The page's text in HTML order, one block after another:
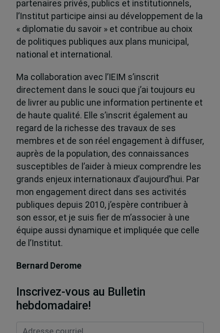
partenaires privés, publics et institutionnels,
l’Institut participe ainsi au développement de la
« diplomatie du savoir » et contribue au choix
de politiques publiques aux plans municipal,
national et international.
Ma collaboration avec l’IEIM s’inscrit
directement dans le souci que j’ai toujours eu
de livrer au public une information pertinente et
de haute qualité. Elle s’inscrit également au
regard de la richesse des travaux de ses
membres et de son réel engagement à diffuser,
auprès de la population, des connaissances
susceptibles de l’aider à mieux comprendre les
grands enjeux internationaux d’aujourd’hui. Par
mon engagement direct dans ses activités
publiques depuis 2010, j’espère contribuer à
son essor, et je suis fier de m’associer à une
équipe aussi dynamique et impliquée que celle
de l’Institut.
Bernard Derome
Inscrivez-vous au Bulletin
hebdomadaire!